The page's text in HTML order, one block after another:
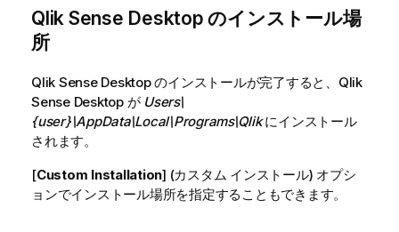
Qlik Sense Desktop のインストール場
所
Qlik Sense Desktopのインストールが完了すると、 Qlik
Sense Desktopが Users\
{user}\AppData\Local\Programs\Qlikにインストール
されます。
[Custom Installation] (カスタム インストール) オプシ
ョンでインストール場所を指定することもできます。